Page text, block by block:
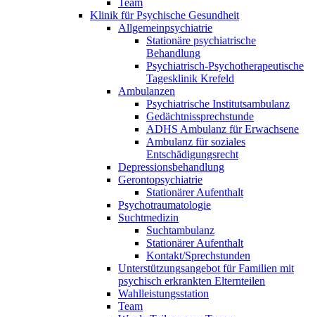
Team
Klinik für Psychische Gesundheit
Allgemeinpsychiatrie
Stationäre psychiatrische
Behandlung
Psychiatrisch-Psychotherapeutische
Tagesklinik Krefeld
Ambulanzen
Psychiatrische Institutsambulanz
Gedächtnissprechstunde
ADHS Ambulanz für Erwachsene
Ambulanz für soziales
Entschädigungsrecht
Depressionsbehandlung
Gerontopsychiatrie
Stationärer Aufenthalt
Psychotraumatologie
Suchtmedizin
Suchtambulanz
Stationärer Aufenthalt
Kontakt/Sprechstunden
Unterstützungsangebot für Familien mit
psychisch erkrankten Elternteilen
Wahlleistungsstation
Team